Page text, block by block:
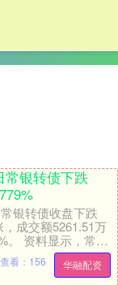
常银转债下跌
银转债收盘下跌
成交额5261.51万
。 资料显示，常银
....
华融配资
查看：156